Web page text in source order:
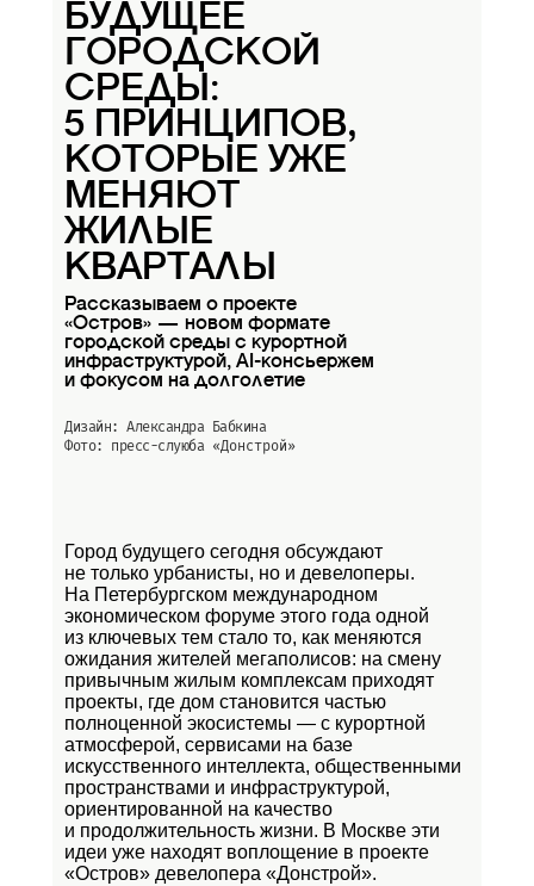
БУДУЩЕЕ
ГОРОДСКОЙ
СРЕДЫ:
5 ПРИНЦИПОВ,
КОТОРЫЕ УЖЕ
МЕНЯЮТ
ЖИЛЫЕ
КВАРТАЛЫ
Рассказываем о проекте
«Остров» — новом формате
городской среды с курортной
инфраструктурой, AI-консьержем
и фокусом на долголетие
Дизайн: Александра Бабкина
Фото: пресс-слуюба «Донстрой»
Город будущего сегодня обсуждают
не только урбанисты, но и девелоперы.
На Петербургском международном
экономическом форуме этого года одной
из ключевых тем стало то, как меняются
ожидания жителей мегаполисов: на смену
привычным жилым комплексам приходят
проекты, где дом становится частью
полноценной экосистемы — с курортной
атмосферой, сервисами на базе
искусственного интеллекта, общественными
пространствами и инфраструктурой,
ориентированной на качество
и продолжительность жизни. В Москве эти
идеи уже находят воплощение в проекте
«Остров» девелопера «Донстрой».